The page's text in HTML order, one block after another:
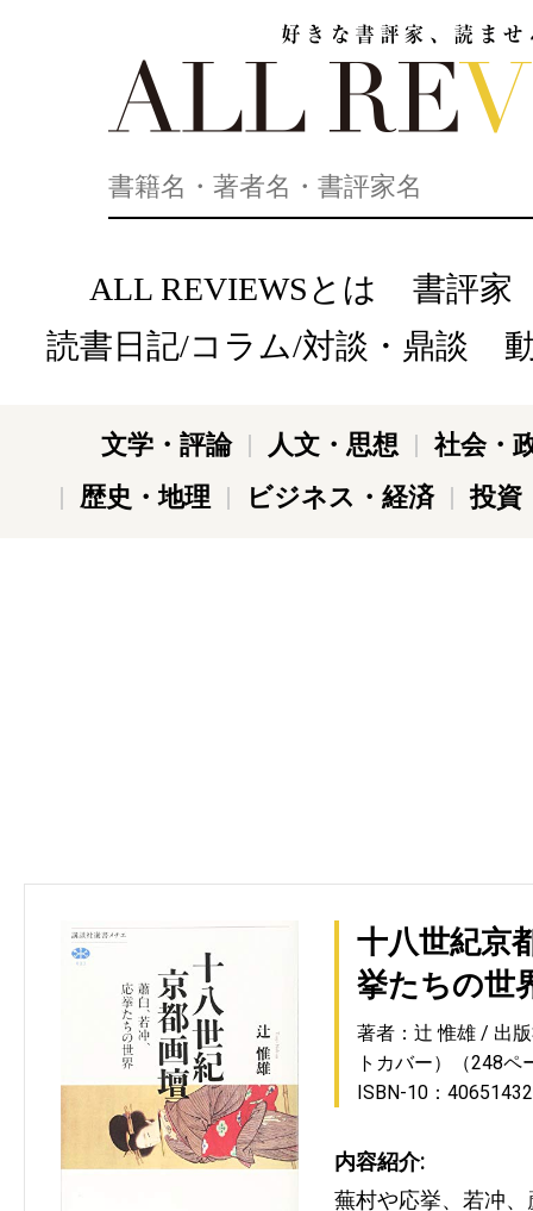
ALL REVIEWSとは
書評家
読書日記/コラム/対談・鼎談
文学・評論 人文・思想
社会・
歴史・地理
ビジネス・経済 投資
十八世紀京
挙たちの世
著者：辻 惟雄
出
トカバー）（248ペ
ISBN-10：
内容紹介:
蕪村や応挙、若冲